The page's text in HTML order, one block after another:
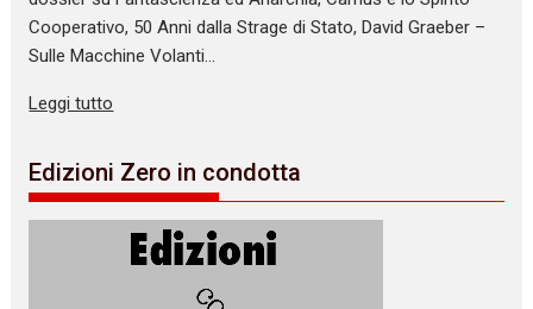
Cooperativo, 50 Anni dalla Strage di Stato, David Graeber –
Sulle Macchine Volanti…
Leggi tutto
Edizioni Zero in condotta